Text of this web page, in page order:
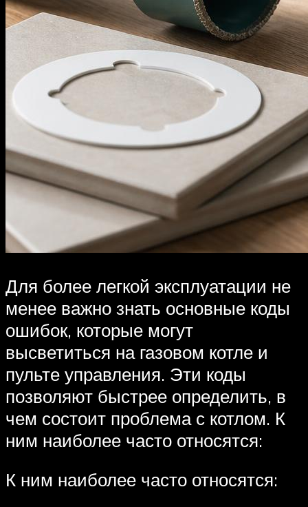
Для более легкой эксплуатации не
менее важно знать основные коды
ошибок, которые могут
высветиться на газовом котле и
пульте управления. Эти коды
позволяют быстрее определить, в
чем состоит проблема с котлом. К
ним наиболее часто относятся:
К ним наиболее часто относятся: